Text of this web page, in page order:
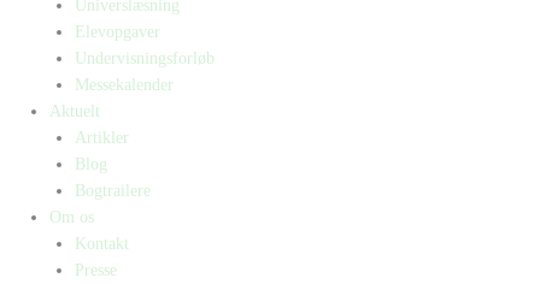
Universlæsning
Elevopgaver
Undervisningsforløb
Messekalender
Aktuelt
Artikler
Blog
Bogtrailere
Om os
Kontakt
Presse